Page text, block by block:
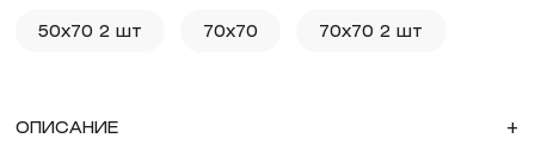
50x70 2 шт 70x70 70x70 2 шт
ОПИСАНИЕ +